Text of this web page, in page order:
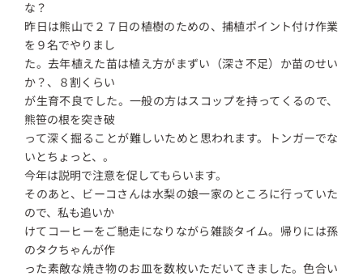
な？
昨日は熊山で２７日の植樹のための、捕植ポイント付け作業
を９名でやりまし
た。去年植えた苗は植え方がまずい（深さ不足）か苗のせい
か？、８割くらい
が生育不良でした。一般の方はスコップを持ってくるので、
熊笹の根を突き破
って深く掘ることが難しいためと思われます。トンガーでな
いとちょっと、。
今年は説明で注意を促してもらいます。
そのあと、ビーコさんは水梨の娘一家のところに行っていた
ので、私も追いか
けてコーヒーをご馳走になりながら雑談タイム。帰りには孫
のタクちゃんが作
った素敵な焼き物のお皿を数枚いただいてきました。色合い